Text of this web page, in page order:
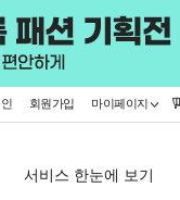
회원가입 마이페이지
서비스 한눈에 보기